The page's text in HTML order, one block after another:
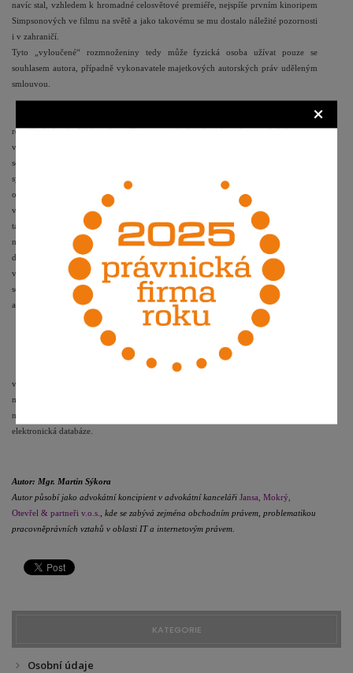
×
navíc stal, vzhledem k hromadné celosvětové premiéře, nejspíše prvním kinoripem
Simpsonových ve filmu na světě a jako takovému se mu dostalo náležité pozornosti
i v zahraničí.
Tyto „vyloučené“ rozmnoženiny tedy může fyzická osoba užívat pouze se
souhlasem autora, případně vykonavatele majetkových autorských práv uděleným
smlouvou.
Co se specifického internetového prostředí a volných užití týče, je nutné
rovněž dodat, že bude velice záležet na způsobu, kterak se koncový “zájemce o
volné užití” k dílu dostane. Většina dnešních systémů určených ke stahování
souboru je totiž postavena na bázi
systémy tedy umožňují zhotovení rozmnoženiny (rozuměj stáhnutím ze serveru či
od jiného uživatele) pouze za současného sdělování tohoto nebo jiného díla
veřejnosti, čímž dochází k užití díla ve smyslu autorského zákona a v případě, že se
tak děje bez svolení autora, jedná se o zásah do autorských práv. V případě
nejběžnějších torrent souborů či DC++ klienta totiž koncový uživatel zároveň toto
dílo zprostředkovává a tedy i sděluje veřejnosti. Rozdílná situace by nastala
v případě, že by toto dílo nebylo dále zprostředkováváno – tedy stažením z FTP
serveru, příp. z některého z veřejně dostupných upload serveru jako Rapidshare
apod.
Užití autorského díla v prostředí internetu bez souhlasu autora je tedy
v zásadě možné za podmínek stanovených pro tzv. volné užití díla. Toto užití tedy
musí být pro osobní potřebu fyzické osoby bez přítomnosti dosažení přímého či
nepřímého prospěchu s vyloučením předmětů jako počítačový program či
elektronická databáze.
Autor: Mgr. Martin Sýkora
Autor působí jako advokátní koncipient v advokátní kanceláři Jansa, Mokrý,
Otevřel & partneři v.o.s.
, kde se zabývá zejména obchodním právem, problematikou
pracovněprávních vztahů v oblasti IT a internetovým právem.
KATEGORIE
Osobní údaje